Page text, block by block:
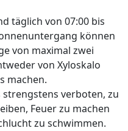
täglich von 07:00 bis
können
von maximal zwei
von Xyloskalo
machen.
verboten, zu
Feuer zu machen
zu schwimmen.